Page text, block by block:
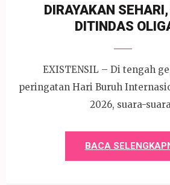
DIRAYAKAN
DITINDAS
EXISTENSIL – Di tengah
peringatan Hari Buruh
2026, suara-
BACA